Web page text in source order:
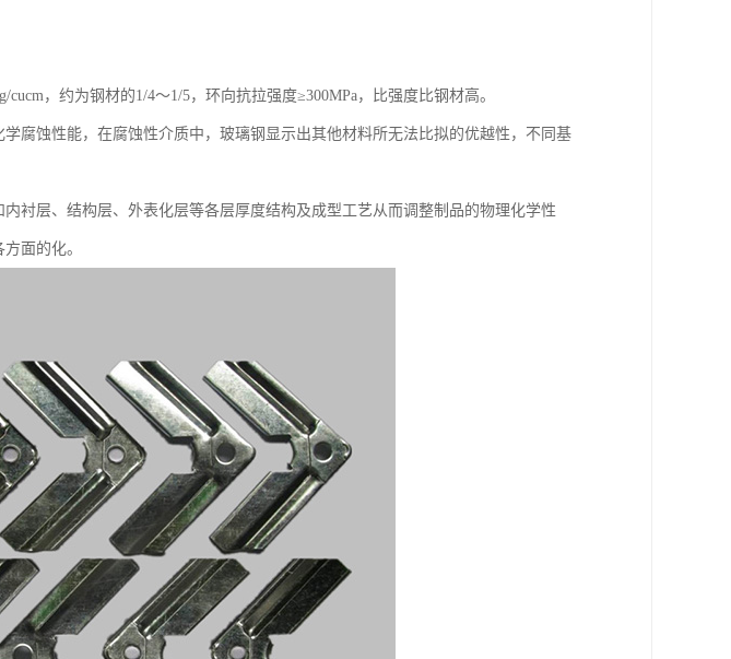
，约为钢材的1/4～1/5，环向抗拉强度≥300MPa，比强度比钢材高。
腐蚀性能，在腐蚀性介质中，玻璃钢显示出其他材料所无法比拟的优越性，不同基
衬层、结构层、外表化层等各层厚度结构及成型工艺从而调整制品的物理化学性
面的化。